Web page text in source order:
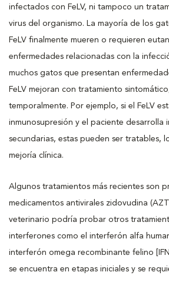
infectados con FeLV, ni tampoco un
virus del organismo. La mayoría de los
FeLV finalmente mueren o requieren
enfermedades relacionadas con la
muchos gatos que presentan
FeLV mejoran con tratamiento
temporalmente. Por ejemplo, si el FeLV
inmunosupresión y el paciente desarrolla
secundarias, estas pueden ser tratables,
mejoría clínica.
Algunos tratamientos más recientes son
medicamentos antivirales zidovudina
veterinario podría probar otros
interferones como el interferón alfa
interferón omega recombinante felino
se encuentra en etapas iniciales y se